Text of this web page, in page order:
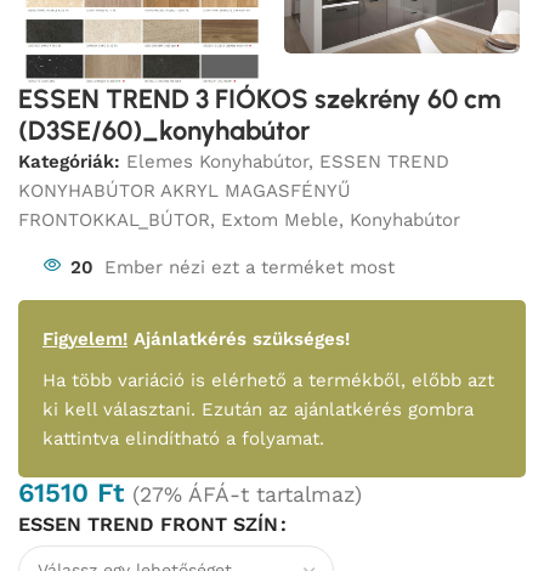
ESSEN TREND 3 FIÓKOS szekrény 60 cm
(D3SE/60)_konyhabútor
Kategóriák: Elemes Konyhabútor, ESSEN TREND
KONYHABÚTOR AKRYL MAGASFÉNYŰ
FRONTOKKAL_BÚTOR, Extom Meble, Konyhabútor
20 Ember nézi ezt a terméket most
Figyelem! Ajánlatkérés szükséges!
Ha több variáció is elérhető a termékből, előbb azt
ki kell választani. Ezután az ajánlatkérés gombra
kattintva elindítható a folyamat.
61510 Ft (27% ÁFÁ-t tartalmaz)
ESSEN TREND FRONT SZÍN